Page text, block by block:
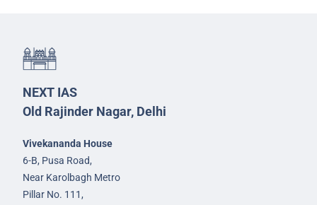
NEXT IAS
Old Rajinder Nagar, Delhi
Vivekananda House
6-B, Pusa Road,
Near Karolbagh Metro
Pillar No. 111,